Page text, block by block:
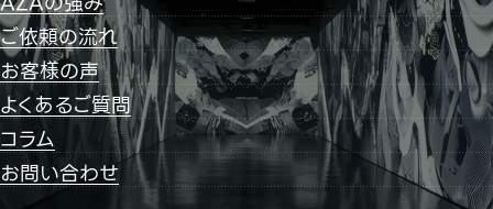
ご依頼の流れ
お客様の声
よくあるご質問
コラム
お問い合わせ